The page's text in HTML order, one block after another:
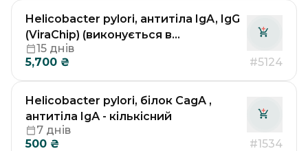
Helicobacter pylori, антитіла IgA, IgG
(ViraChip) (виконується в
лабораторії Др. Рьодгера у
Німеччині)
15 днів
5,700 ₴ #5124
Helicobacter pylori, білок CagA ,
антитіла IgА - кількісний
7 днів
500 ₴ #1534